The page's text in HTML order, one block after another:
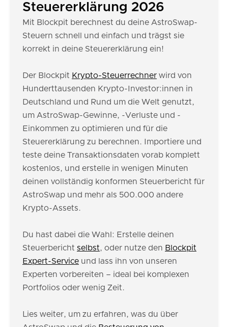
Steuererklärung 2026
Mit Blockpit berechnest du deine AstroSwap-
Steuern schnell und einfach und trägst sie
korrekt in deine Steuererklärung ein!
Der Blockpit Krypto-Steuerrechner wird von
Hunderttausenden Krypto-Investor:innen in
Deutschland und Rund um die Welt genutzt,
um AstroSwap-Gewinne, -Verluste und -
Einkommen zu optimieren und für die
Steuererklärung zu berechnen. Importiere und
teste deine Transaktionsdaten vorab komplett
kostenlos, und erstelle in wenigen Minuten
deinen vollständig konformen Steuerbericht für
AstroSwap und mehr als 500.000 andere
Krypto-Assets.
Du hast dabei die Wahl: Erstelle deinen
Steuerbericht selbst, oder nutze den Blockpit
Expert-Service und lass ihn von unseren
Experten vorbereiten – ideal bei komplexen
Portfolios oder wenig Zeit.
Lies weiter, um zu erfahren, was du über